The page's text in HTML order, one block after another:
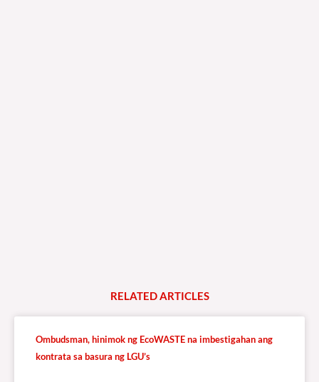
RELATEDARTICLES
Ombudsman, hinimok ng EcoWASTE na imbestigahan ang
kontrata sa basura ng LGU’s